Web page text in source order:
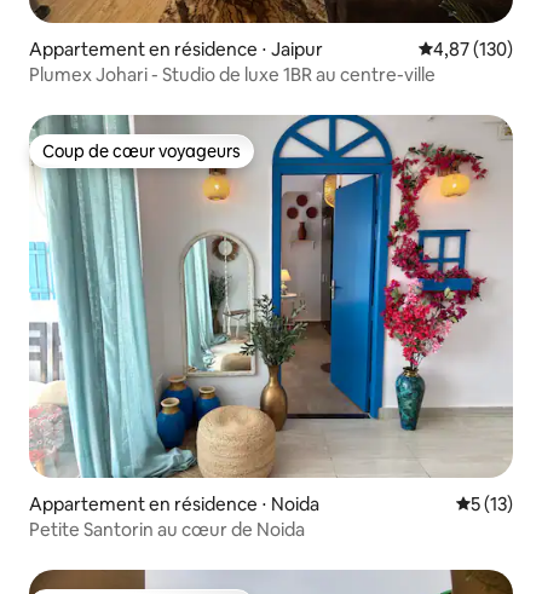
Appartement en résidence ⋅ Jaipur Évaluation
4,87 (130)
Plumex Johari - Studio de luxe 1BR au centre-ville
Coup de cœur voyageurs
Coup de cœur voyageurs
Appartement en résidence ⋅ Noida
5 (13)
Petite Santorin au cœur de Noida